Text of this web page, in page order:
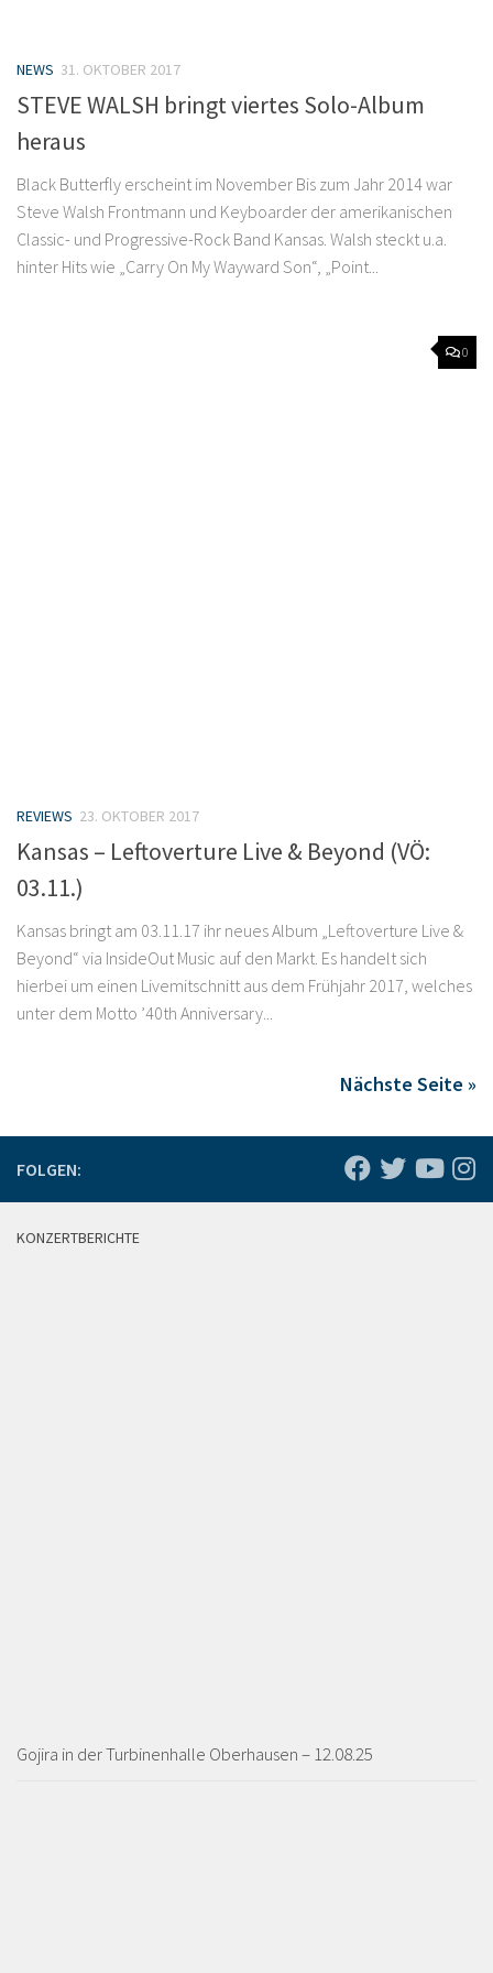
NEWS 31. OKTOBER 2017
STEVE WALSH bringt viertes Solo-Album
heraus
Black Butterfly erscheint im November Bis zum Jahr 2014 war
Steve Walsh Frontmann und Keyboarder der amerikanischen
Classic- und Progressive-Rock Band Kansas. Walsh steckt u.a.
hinter Hits wie „Carry On My Wayward Son“, „Point...
0
REVIEWS 23. OKTOBER 2017
Kansas – Leftoverture Live & Beyond (VÖ:
03.11.)
Kansas bringt am 03.11.17 ihr neues Album „Leftoverture Live &
Beyond“ via InsideOut Music auf den Markt. Es handelt sich
hierbei um einen Livemitschnitt aus dem Frühjahr 2017, welches
unter dem Motto ’40th Anniversary...
Nächste Seite »
FOLGEN:
KONZERTBERICHTE
Gojira in der Turbinenhalle Oberhausen – 12.08.25